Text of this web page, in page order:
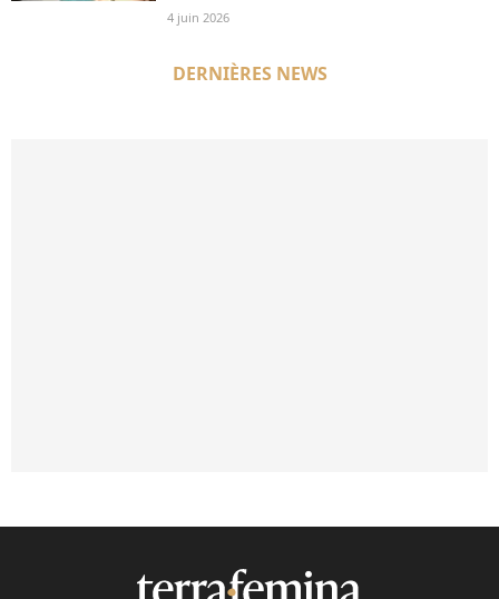
4 juin 2026
DERNIÈRES NEWS